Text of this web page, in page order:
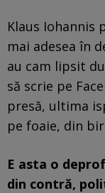
Klaus Iohannis
mai adesea în
au cam lipsit
să scrie pe
presă, ultima
pe foaie, din
E asta o
din contră,